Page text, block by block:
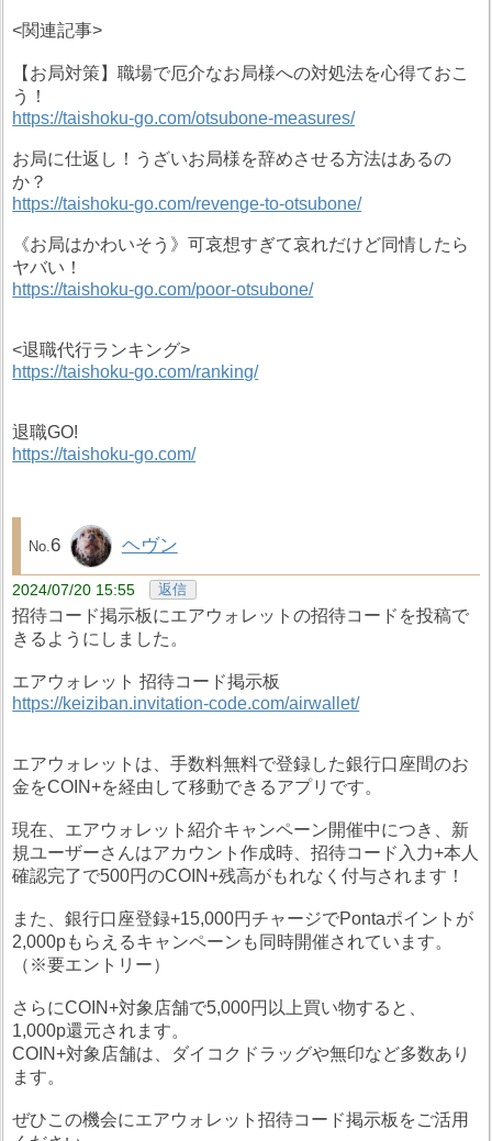
<関連記事>
【お局対策】職場で厄介なお局様への対処法を心得ておこ
う！
https://taishoku-go.com/otsubone-measures/
お局に仕返し！うざいお局様を辞めさせる方法はあるの
か？
https://taishoku-go.com/revenge-to-otsubone/
《お局はかわいそう》可哀想すぎて哀れだけど同情したら
ヤバい！
https://taishoku-go.com/poor-otsubone/
<退職代行ランキング>
https://taishoku-go.com/ranking/
退職GO!
https://taishoku-go.com/
6 ヘヴン
2024/07/20 15:55 返信
招待コード掲示板にエアウォレットの招待コードを投稿で
きるようにしました。
エアウォレット 招待コード掲示板
https://keiziban.invitation-code.com/airwallet/
エアウォレットは、手数料無料で登録した銀行口座間のお
金をCOIN+を経由して移動できるアプリです。
現在、エアウォレット紹介キャンペーン開催中につき、新
規ユーザーさんはアカウント作成時、招待コード入力+本人
確認完了で500円のCOIN+残高がもれなく付与されます！
また、銀行口座登録+15,000円チャージでPontaポイントが
2,000pもらえるキャンペーンも同時開催されています。
（※要エントリー）
さらにCOIN+対象店舗で5,000円以上買い物すると、
1,000p還元されます。
COIN+対象店舗は、ダイコクドラッグや無印など多数あり
ます。
ぜひこの機会にエアウォレット招待コード掲示板をご活用